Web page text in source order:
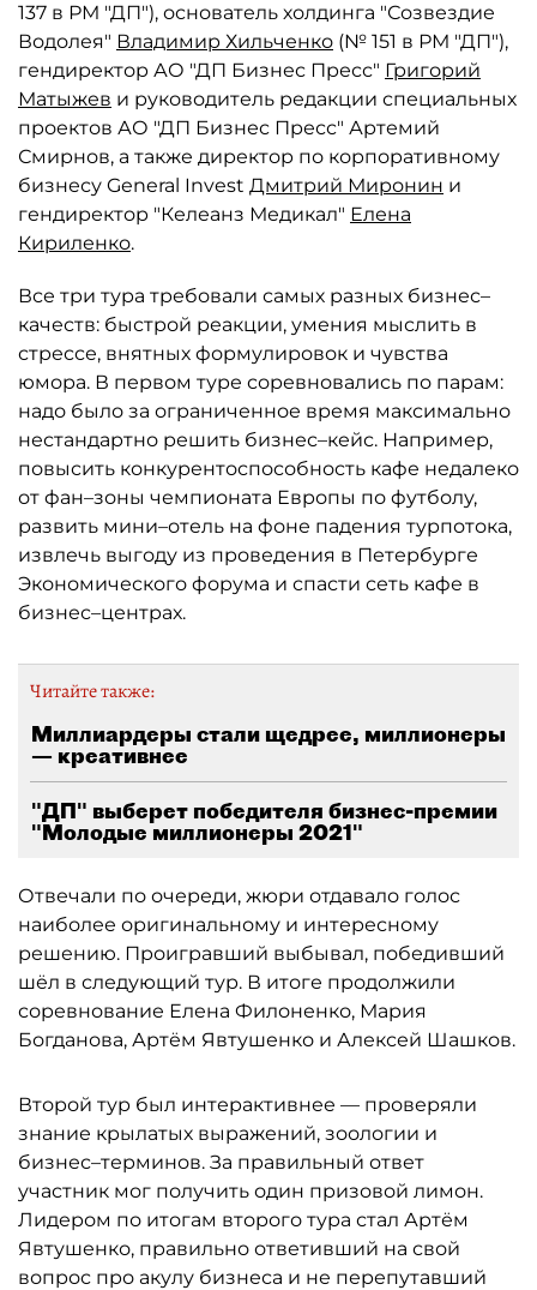
137 в РМ "ДП"), основатель холдинга "Созвездие
Водолея" Владимир Хильченко (№ 151 в РМ "ДП"),
гендиректор АО "ДП Бизнес Пресс" Григорий
Матыжев и руководитель редакции специальных
проектов АО "ДП Бизнес Пресс" Артемий
Смирнов, а также директор по корпоративному
бизнесу General Invest Дмитрий Миронин и
гендиректор "Келеанз Медикал" Елена
Кириленко.
Все три тура требовали самых разных бизнес–
качеств: быстрой реакции, умения мыслить в
стрессе, внятных формулировок и чувства
юмора. В первом туре соревновались по парам:
надо было за ограниченное время максимально
нестандартно решить бизнес–кейс. Например,
повысить конкурентоспособность кафе недалеко
от фан–зоны чемпионата Европы по футболу,
развить мини–отель на фоне падения турпотока,
извлечь выгоду из проведения в Петербурге
Экономического форума и спасти сеть кафе в
бизнес–центрах.
Читайте также:
Миллиардеры стали щедрее, миллионеры
— креативнее
"ДП" выберет победителя бизнес-премии
"Молодые миллионеры 2021"
Отвечали по очереди, жюри отдавало голос
наиболее оригинальному и интересному
решению. Проигравший выбывал, победивший
шёл в следующий тур. В итоге продолжили
соревнование Елена Филоненко, Мария
Богданова, Артём Явтушенко и Алексей Шашков.
Второй тур был интерактивнее — проверяли
знание крылатых выражений, зоологии и
бизнес–терминов. За правильный ответ
участник мог получить один призовой лимон.
Лидером по итогам второго тура стал Артём
Явтушенко, правильно ответивший на свой
вопрос про акулу бизнеса и не перепутавший